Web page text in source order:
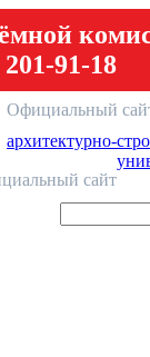
201-91-18
Официальный
архитектурно-
сайт